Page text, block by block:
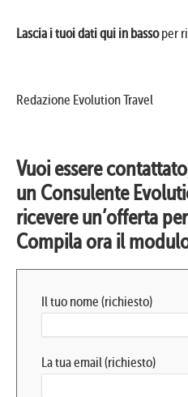
Lascia i tuoi dati qui in bassoper
Redazione Evolution Travel
Vuoi essere
un Consulente
ricevere un’offerta
Compila ora il
Il tuo nome (richiesto)
La tua email (richiesto)